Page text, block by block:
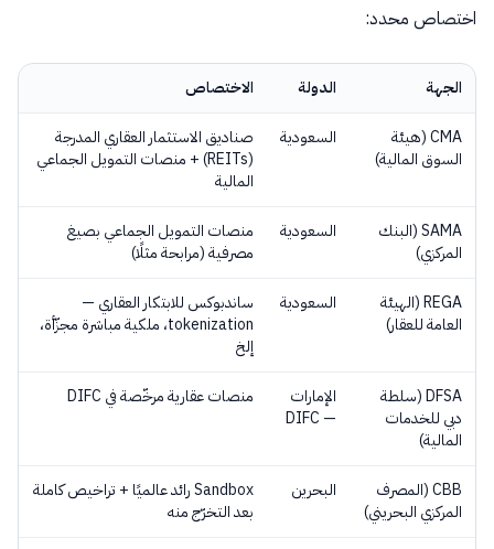
اختصاص محدد:
الجهة الدولة الاختصاص
CMA (هيئة
السوق المالية)
السعودية
صناديق الاستثمار العقاري المدرجة
(REITs) + منصات التمويل الجماعي
المالية
SAMA (البنك
المركزي)
السعودية
منصات التمويل الجماعي بصيغ
مصرفية (مرابحة مثلًا)
REGA (الهيئة
العامة للعقار)
السعودية
ساندبوكس للابتكار العقاري —
tokenization، ملكية مباشرة مجزّأة،
إلخ
DFSA (سلطة
دبي للخدمات
المالية)
الإمارات
— DIFC
منصات عقارية مرخّصة في DIFC
CBB (المصرف
المركزي البحريني)
البحرين
Sandbox رائد عالميًا + تراخيص كاملة
بعد التخرّج منه